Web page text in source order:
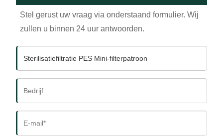
Stel gerust uw vraag via onderstaand formulier. Wij
zullen u binnen 24 uur antwoorden.